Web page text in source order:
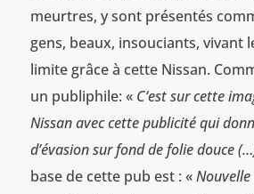
meurtres, y sont présentés
gens, beaux, insouciants, vivant
limite grâce à cette Nissan.
un publiphile: « C‘est sur cette
Nissan avec cette publicité qui
d’évasion sur fond de folie douce
base de cette pub est : «